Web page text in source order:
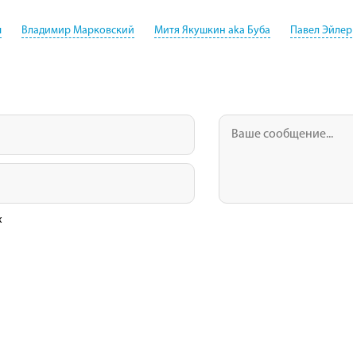
Владимир Марковский Митя Якушкин aka Буба Павел Эйлер